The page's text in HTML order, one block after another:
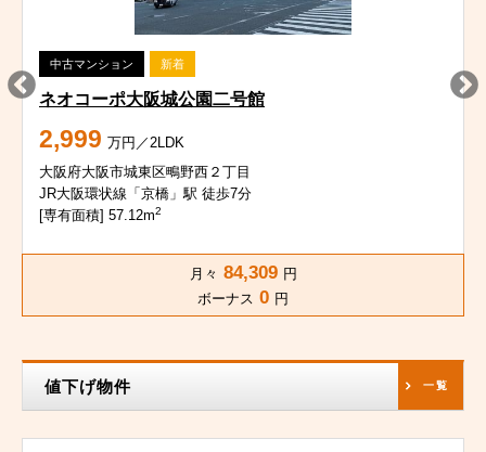
中古マンション 新着
ネオコーポ大阪城公園二号館
2,999 万円／2LDK
大阪府大阪市城東区鴫野西２丁目
JR大阪環状線「京橋」駅 徒歩7分
[専有面積] 57.12m2
月々 84,309 円
ボーナス 0 円
値下げ物件 一覧